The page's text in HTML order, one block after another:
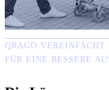
QRAGO
FÜR EINE BESSERE